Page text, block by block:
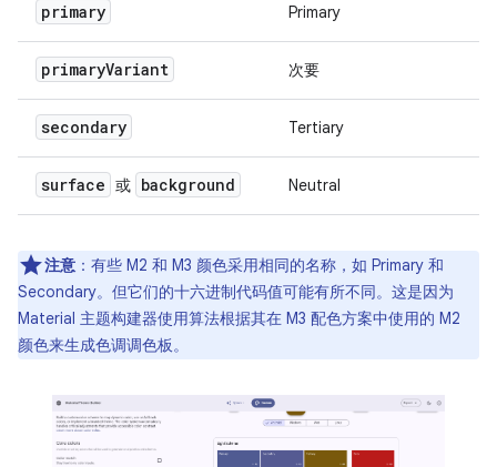
primary Primary
primaryVariant 次要
secondary Tertiary
surface 或 background Neutral
注意 ：有些 M2 和 M3 颜色采用相同的名称，如 Primary 和
Secondary。但它们的十六进制代码值可能有所不同。这是因为
Material 主题构建器使用算法根据其在 M3 配色方案中使用的 M2
颜色来生成色调调色板。